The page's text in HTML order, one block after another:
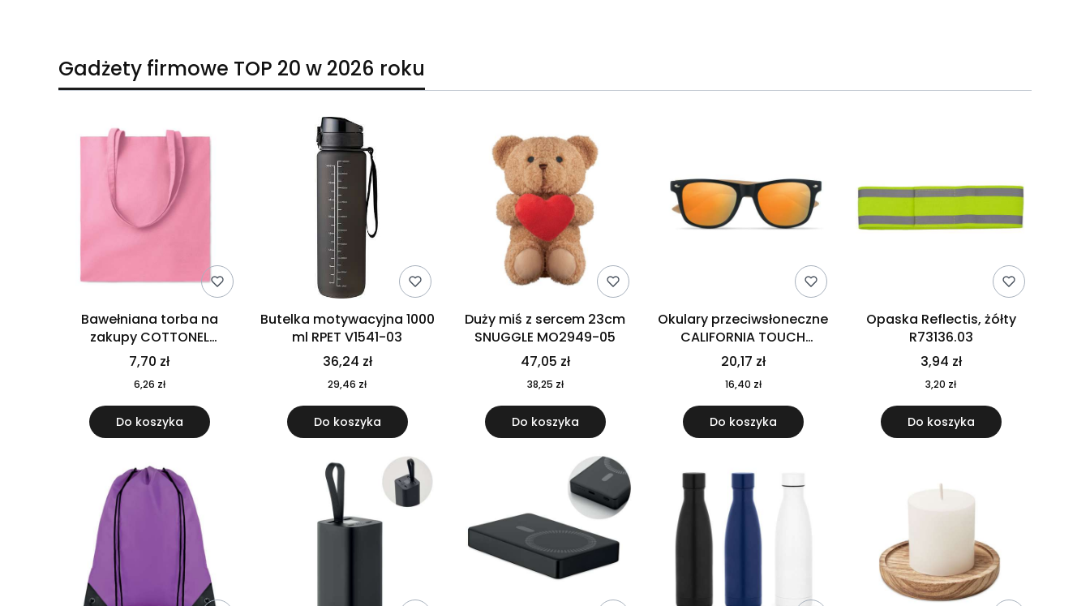
Gadżety firmowe TOP 20 w 2026 roku
Bawełniana torba na
zakupy COTTONEL
COLOUR++ MO9846-11
7,70 zł
6,26 zł
Do koszyka
Butelka motywacyjna 1000
ml RPET V1541-03
36,24 zł
29,46 zł
Do koszyka
Duży miś z sercem 23cm
SNUGGLE MO2949-05
47,05 zł
38,25 zł
Do koszyka
Okulary przeciwsłoneczne
CALIFORNIA TOUCH
MO9617-10
20,17 zł
16,40 zł
Do koszyka
Opaska Reflectis, żółty
R73136.03
3,94 zł
3,20 zł
Do koszyka